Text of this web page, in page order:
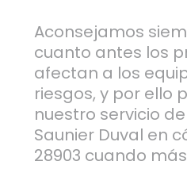
Aconsejamos
cuanto antes los
afectan a los
riesgos, y por ello
nuestro servicio
Saunier Duval en
28903 cuando